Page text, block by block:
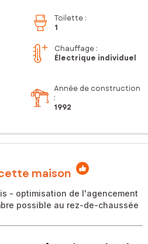
Toilette :
1
Chauffage :
Électrique individuel
Année de construction
:
1992
maison
- optimisation de l'agencement
possible au rez-de-chaussée